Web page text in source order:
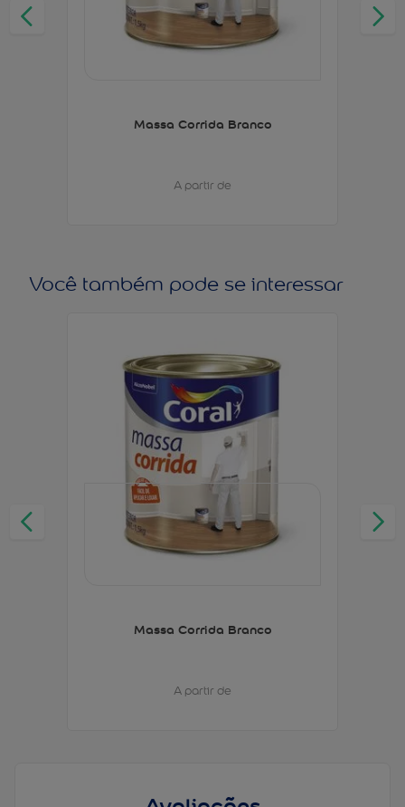
Massa Corrida Branco
A partir de
Você também pode se interessar
Massa Corrida Branco
A partir de